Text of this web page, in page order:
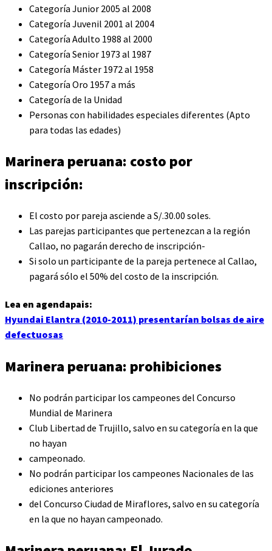
Categoría Junior 2005 al 2008
Categoría Juvenil 2001 al 2004
Categoría Adulto 1988 al 2000
Categoría Senior 1973 al 1987
Categoría Máster 1972 al 1958
Categoría Oro 1957 a más
Categoría de la Unidad
Personas con habilidades especiales diferentes (Apto
para todas las edades)
Marinera peruana: costo por
inscripción:
El costo por pareja asciende a S/.30.00 soles.
Las parejas participantes que pertenezcan a la región
Callao, no pagarán derecho de inscripción-
Si solo un participante de la pareja pertenece al Callao,
pagará sólo el 50% del costo de la inscripción.
Lea en agendapais:
Hyundai Elantra (2010-2011) presentarían bolsas de aire
defectuosas
Marinera peruana: prohibiciones
No podrán participar los campeones del Concurso
Mundial de Marinera
Club Libertad de Trujillo, salvo en su categoría en la que
no hayan
campeonado.
No podrán participar los campeones Nacionales de las
ediciones anteriores
del Concurso Ciudad de Miraflores, salvo en su categoría
en la que no hayan campeonado.